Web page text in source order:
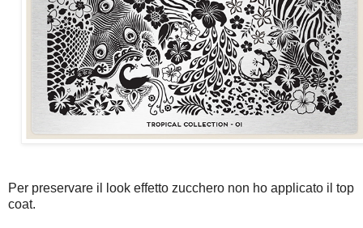
Per preservare il look effetto zucchero non ho applicato il top
coat.